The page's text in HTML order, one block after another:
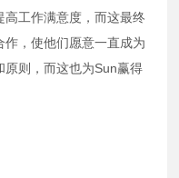
工作满意度，而这最终
，使他们愿意一直成为
原则，而这也为Sun赢得